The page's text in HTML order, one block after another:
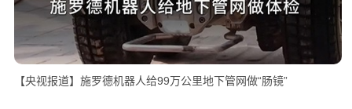
【央视报道】施罗德机器人给99万公里地下管网做“肠镜”